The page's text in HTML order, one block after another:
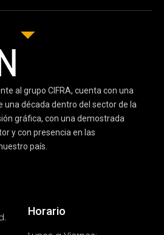
al grupo CIFRA, cuenta con una
una década dentro del sector de la
gráfica, con una demostrada
y con presencia en las
país.
Horario